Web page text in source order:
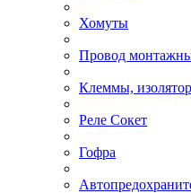
Хомуты
Провод
Клеммы,
Реле Сокет
Гофра